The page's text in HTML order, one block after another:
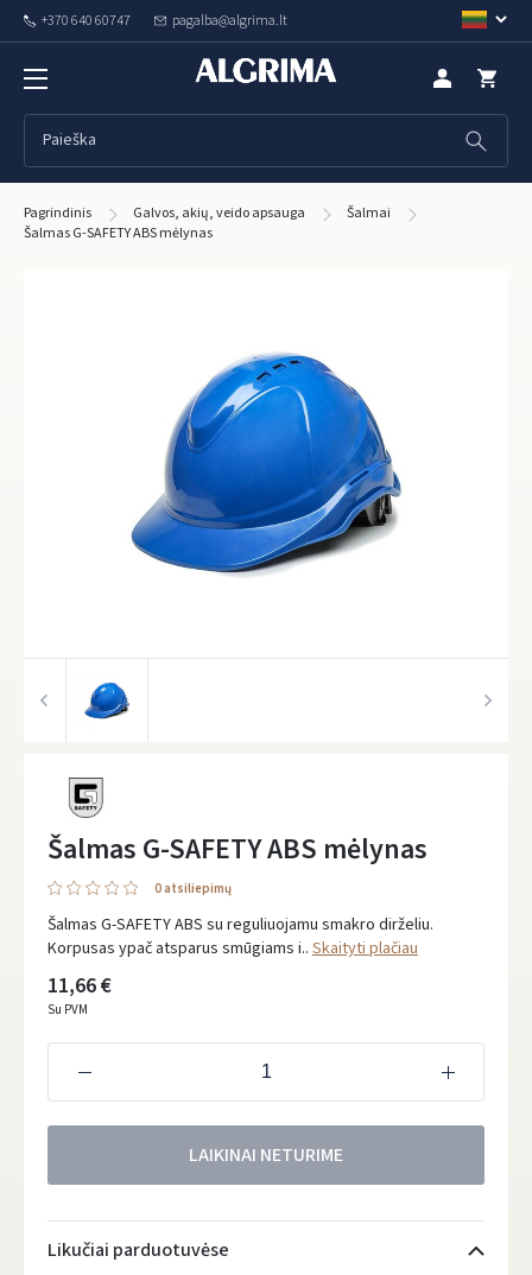
+370 640 60747 pagalba@algrima.lt
Pagrindinis Galvos, akių, veido apsauga
Šalmai
Šalmas G-SAFETY ABS mėlynas
Šalmas G-SAFETY ABS mėlynas
0 atsiliepimų
Šalmas G-SAFETY ABS su reguliuojamu smakro dirželiu.
Korpusas ypač atsparus smūgiams i.. Skaityti plačiau
11,66 €
Su PVM
LAIKINAI NETURIME
Likučiai parduotuvėse